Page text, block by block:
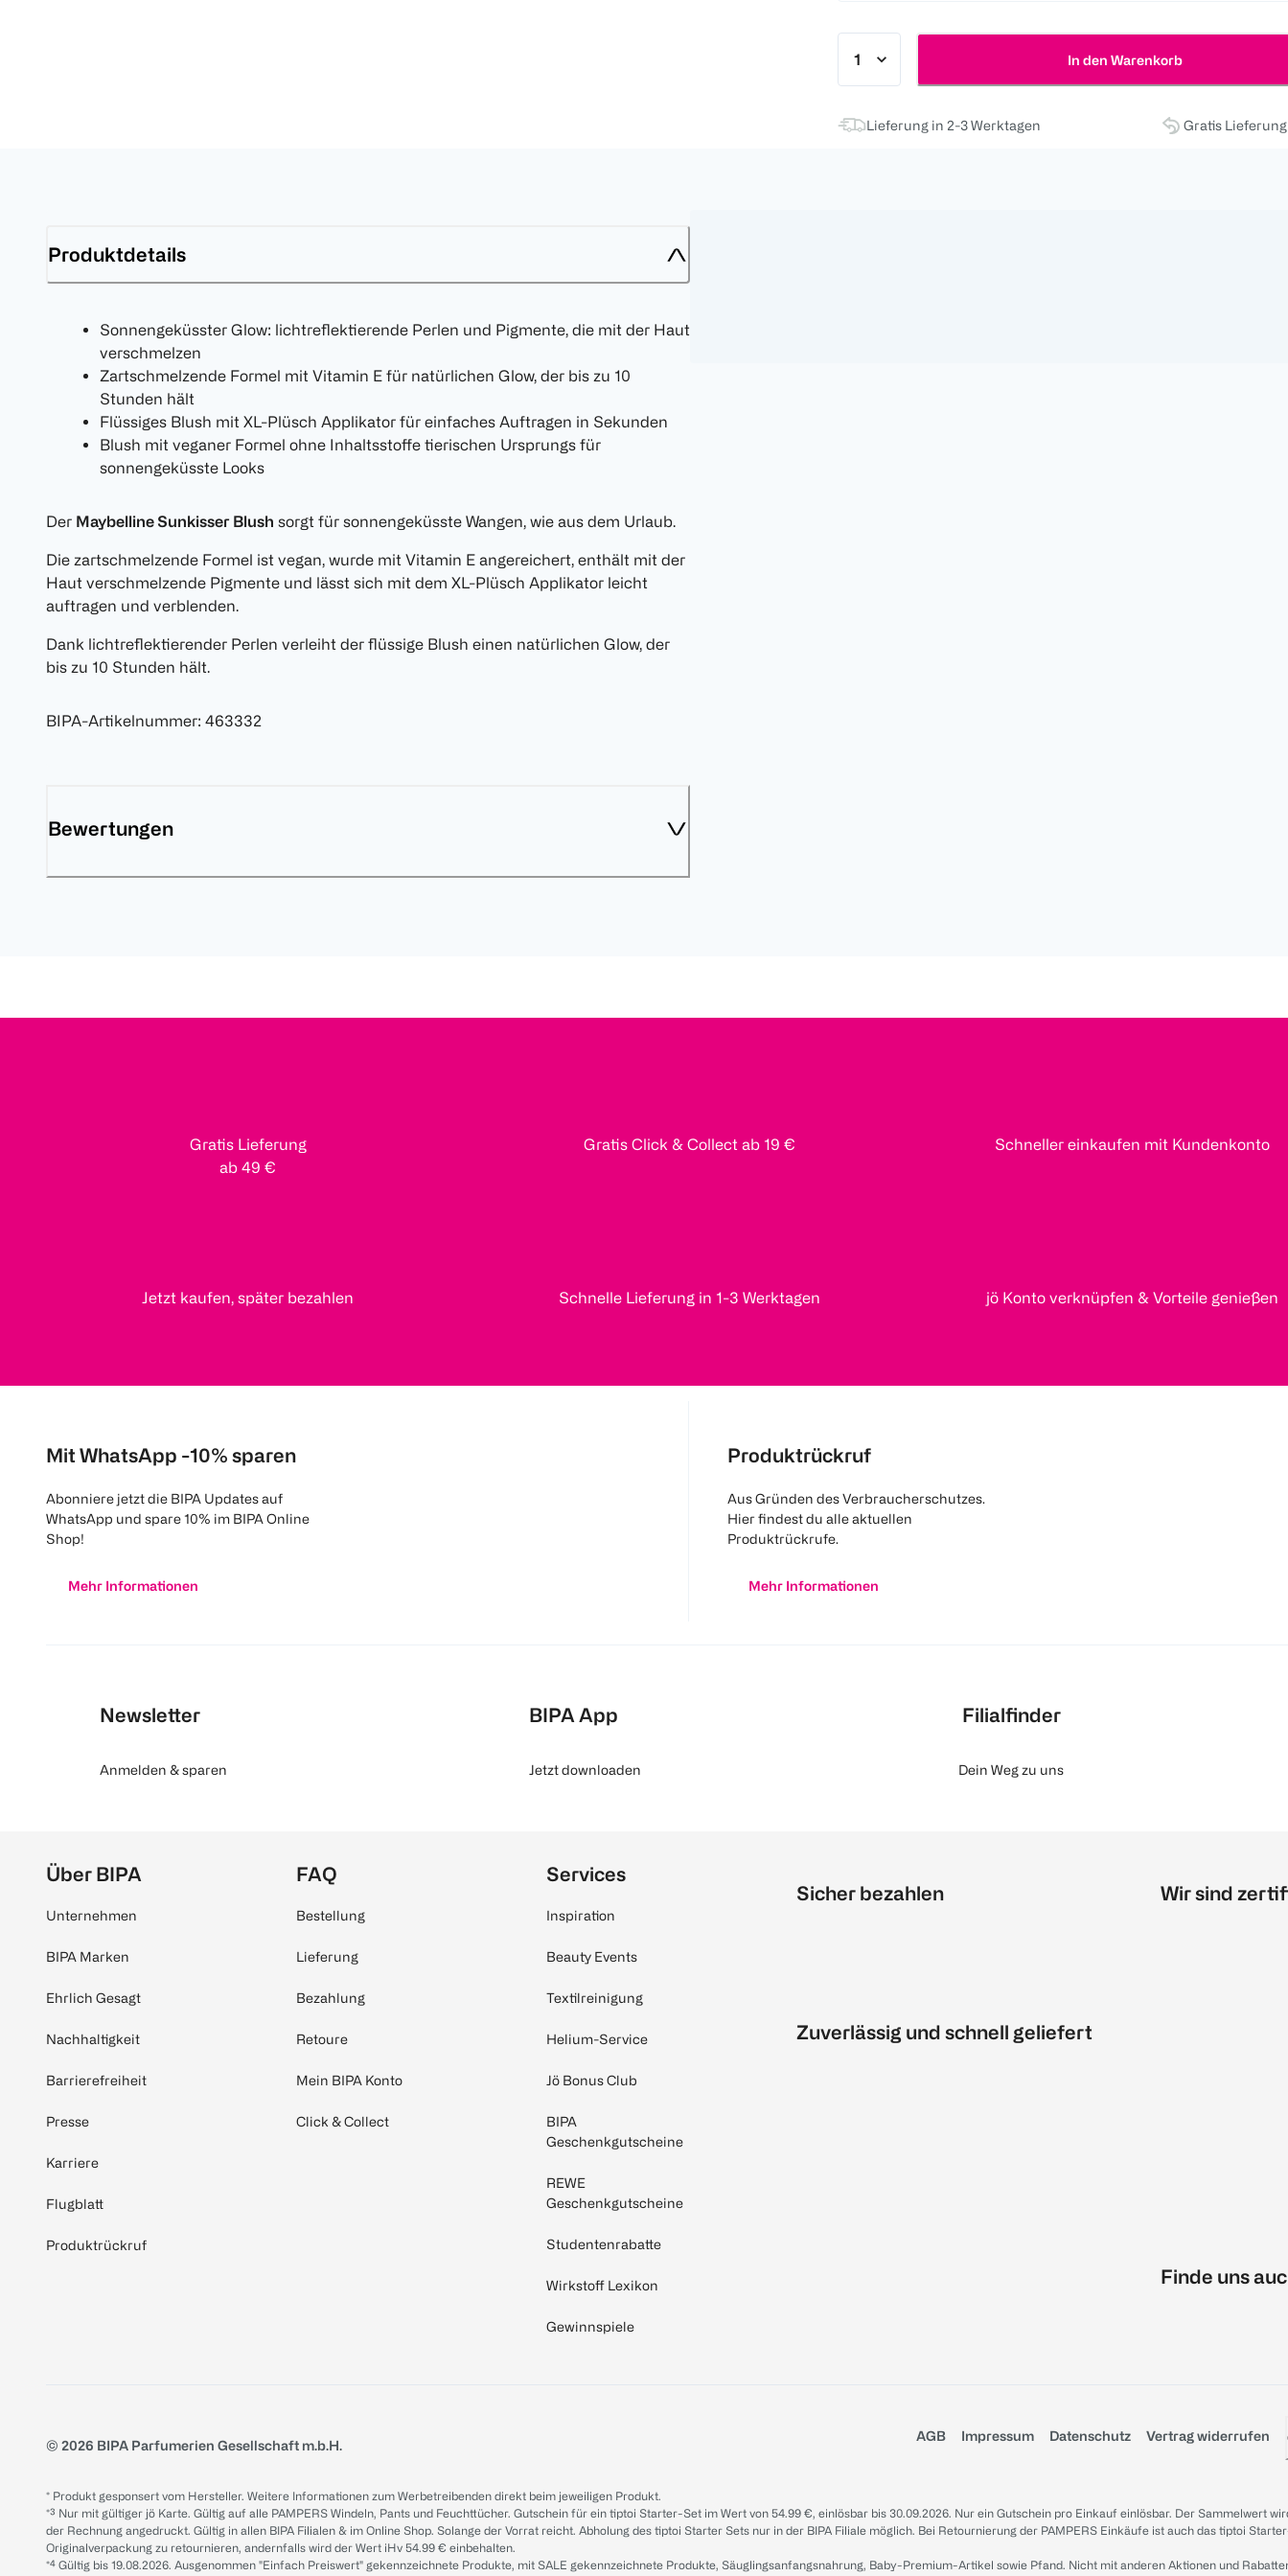
In den Warenkorb
Lieferung in 2-3 Werktagen Gratis
Produktdetails
Sonnengeküsster Glow: lichtreflektierende Perlen und Pigmente, die mit der Haut
verschmelzen
Zartschmelzende Formel mit Vitamin E für natürlichen Glow, der bis zu 10
Stunden hält
Flüssiges Blush mit XL-Plüsch Applikator für einfaches Auftragen in Sekunden
Blush mit veganer Formel ohne Inhaltsstoffe tierischen Ursprungs für
sonnengeküsste Looks
Der Maybelline Sunkisser Blush sorgt für sonnengeküsste Wangen, wie aus dem Urlaub.
Die zartschmelzende Formel ist vegan, wurde mit Vitamin E angereichert, enthält mit der
Haut verschmelzende Pigmente und lässt sich mit dem XL-Plüsch Applikator leicht
auftragen und verblenden.
Dank lichtreflektierender Perlen verleiht der flüssige Blush einen natürlichen Glow, der
bis zu 10 Stunden hält.
BIPA-Artikelnummer: 463332
Bewertungen
Gratis Lieferung
ab 49 €
Gratis Click & Collect ab 19 € Schneller einkaufen mit Kundenkonto
Jetzt kaufen, später bezahlen Schnelle Lieferung in 1-3 Werktagen jö Konto verknüpfen & Vorteile genießen
Mit WhatsApp -10% sparen
Abonniere jetzt die BIPA Updates auf
WhatsApp und spare 10% im BIPA Online
Shop!
Mehr Informationen
Produktrückruf
Aus Gründen des Verbraucherschutzes.
Hier findest du alle aktuellen
Produktrückrufe.
Mehr Informationen
Newsletter
Anmelden & sparen
BIPA App
Jetzt downloaden
Filialfinder
Dein Weg zu uns
Über BIPA
Unternehmen
BIPA Marken
Ehrlich Gesagt
Nachhaltigkeit
Barrierefreiheit
Presse
Karriere
Flugblatt
Produktrückruf
FAQ
Bestellung
Lieferung
Bezahlung
Retoure
Mein BIPA Konto
Click & Collect
Services
Inspiration
Beauty Events
Textilreinigung
Helium-Service
Jö Bonus Club
BIPA
Geschenkgutscheine
REWE
Geschenkgutscheine
Studentenrabatte
Wirkstoff Lexikon
Gewinnspiele
Sicher bezahlen
Zuverlässig und schnell geliefert
Wir sind
Finde uns
© 2026 BIPA Parfumerien Gesellschaft m.b.H.
AGB Impressum Datenschutz Vertrag widerrufen
* Produkt gesponsert vom Hersteller. Weitere Informationen zum Werbetreibenden direkt beim jeweiligen Produkt.
*³ Nur mit gültiger jö Karte. Gültig auf alle PAMPERS Windeln, Pants und Feuchttücher. Gutschein für ein tiptoi Starter-Set im Wert von 54.99 €, einlösbar bis 30.09.2026. Nur ein Gutschein pro Einkauf einlösbar. Der Sammelwert
der Rechnung angedruckt. Gültig in allen BIPA Filialen & im Online Shop. Solange der Vorrat reicht. Abholung des tiptoi Starter Sets nur in der BIPA Filiale möglich. Bei Retournierung der PAMPERS Einkäufe ist auch das tiptoi
Originalverpackung zu retournieren, andernfalls wird der Wert iHv 54.99 € einbehalten.
*⁴ Gültig bis 19.08.2026. Ausgenommen "Einfach Preiswert" gekennzeichnete Produkte, mit SALE gekennzeichnete Produkte, Säuglingsanfangsnahrung, Baby-Premium-Artikel sowie Pfand. Nicht mit anderen Aktionen und